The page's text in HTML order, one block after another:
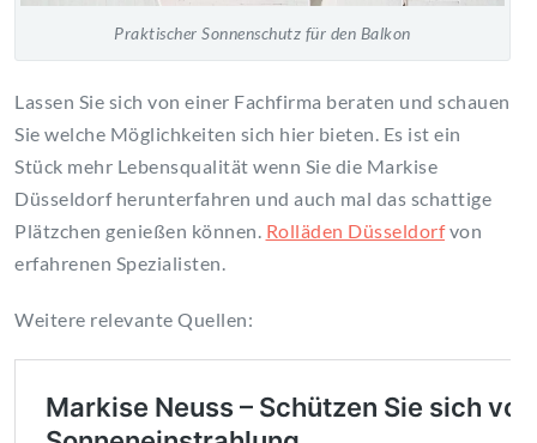
Praktischer Sonnenschutz für den Balkon
Lassen Sie sich von einer Fachfirma beraten und schauen
Sie welche Möglichkeiten sich hier bieten. Es ist ein
Stück mehr Lebensqualität wenn Sie die Markise
Düsseldorf herunterfahren und auch mal das schattige
Plätzchen genießen können. Rolläden Düsseldorfvon
erfahrenen Spezialisten.
Weitere relevante Quellen: